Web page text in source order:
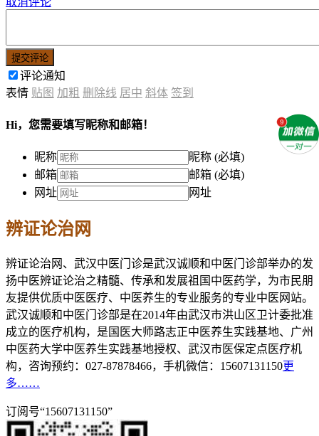
提交评论
评论通知
表情 贴图 加粗 删除线 居中 斜体 签到
Hi，您需要填写昵称和邮箱！
昵称
昵称 (必填)
邮箱
邮箱 (必填)
网址
网址
辨证论治网
辨证论治网、武汉中医门诊是武汉诚顺和中医门诊部举办的发
扬中医辨证论治之精髓、传承和发展祖国中医药学，为市民朋
友提供优质中医医疗、中医养生的专业服务的专业中医网站。
武汉诚顺和中医门诊部是在2014年由武汉市洪山区卫计委批准
成立的医疗机构，是国医大师路志正中医养生实践基地、广州
中医药大学中医养生实践基地授权、武汉市医保定点医疗机
构，咨询预约：027-87878466，手机微信：15607131150更
多……
订阅号“15607131150”